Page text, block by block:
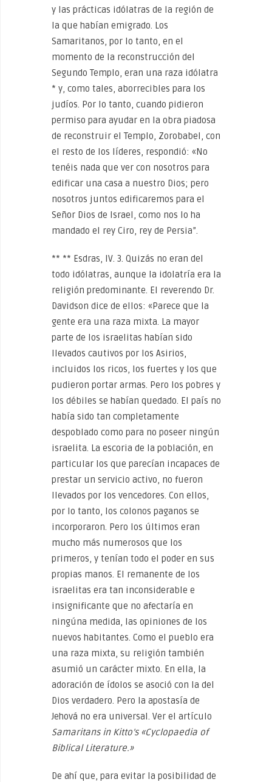
y las prácticas idólatras de la región de
la que habían emigrado. Los
Samaritanos, por lo tanto, en el
momento de la reconstrucción del
Segundo Templo, eran una raza idólatra
* y, como tales, aborrecibles para los
judíos. Por lo tanto, cuando pidieron
permiso para ayudar en la obra piadosa
de reconstruir el Templo, Zorobabel, con
el resto de los líderes, respondió: «No
tenéis nada que ver con nosotros para
edificar una casa a nuestro Dios; pero
nosotros juntos edificaremos para el
Señor Dios de Israel, como nos lo ha
mandado el rey Ciro, rey de Persia”.
** ** Esdras, IV. 3. Quizás no eran del
todo idólatras, aunque la idolatría era la
religión predominante. El reverendo Dr.
Davidson dice de ellos: «Parece que la
gente era una raza mixta. La mayor
parte de los israelitas habían sido
llevados cautivos por los Asirios,
incluidos los ricos, los fuertes y los que
pudieron portar armas. Pero los pobres y
los débiles se habían quedado. El país no
había sido tan completamente
despoblado como para no poseer ningún
israelita. La escoria de la población, en
particular los que parecían incapaces de
prestar un servicio activo, no fueron
llevados por los vencedores. Con ellos,
por lo tanto, los colonos paganos se
incorporaron. Pero los últimos eran
mucho más numerosos que los
primeros, y tenían todo el poder en sus
propias manos. El remanente de los
israelitas era tan inconsiderable e
insignificante que no afectaría en
ningúna medida, las opiniones de los
nuevos habitantes. Como el pueblo era
una raza mixta, su religión también
asumió un carácter mixto. En ella, la
adoración de ídolos se asoció con la del
Dios verdadero. Pero la apostasía de
Jehová no era universal. Ver el artículo
Samaritans in Kitto’s «Cyclopaedia of
Biblical Literature.»
De ahí que, para evitar la posibilidad de